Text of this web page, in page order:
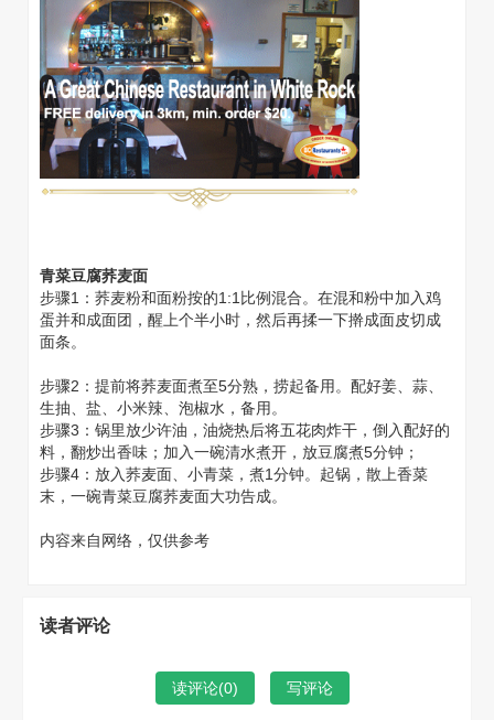
青菜豆腐荞麦面
步骤1：荞麦粉和面粉按的1:1比例混合。在混和粉中加入鸡
蛋并和成面团，醒上个半小时，然后再揉一下擀成面皮切成
面条。
步骤2：提前将荞麦面煮至5分熟，捞起备用。配好姜、蒜、
生抽、盐、小米辣、泡椒水，备用。
步骤3：锅里放少许油，油烧热后将五花肉炸干，倒入配好的
料，翻炒出香味；加入一碗清水煮开，放豆腐煮5分钟；
步骤4：放入荞麦面、小青菜，煮1分钟。起锅，散上香菜
末，一碗青菜豆腐荞麦面大功告成。
内容来自网络，仅供参考
读者评论
读评论(0) 写评论